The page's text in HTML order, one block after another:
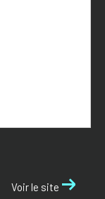
Voir le site